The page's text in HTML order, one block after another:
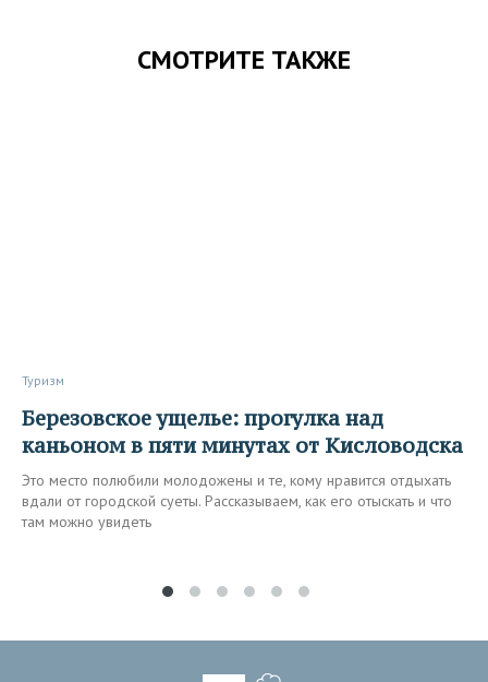
СМОТРИТЕ ТАКЖЕ
Туризм
Березовское ущелье: прогулка над
каньоном в пяти минутах от Кисловодска
Это место полюбили молодожены и те, кому нравится отдыхать
вдали от городской суеты. Рассказываем, как его отыскать и что
там можно увидеть